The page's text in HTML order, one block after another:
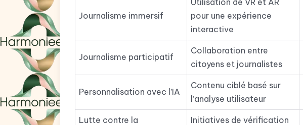
Journalisme immersif
pour une expérience
interactive
Journalisme participatif
Collaboration entre
citoyens et journalistes
Personnalisation avec l’IA
Contenu ciblé basé sur
l’analyse utilisateur
Lutte contre la Initiatives de vérification